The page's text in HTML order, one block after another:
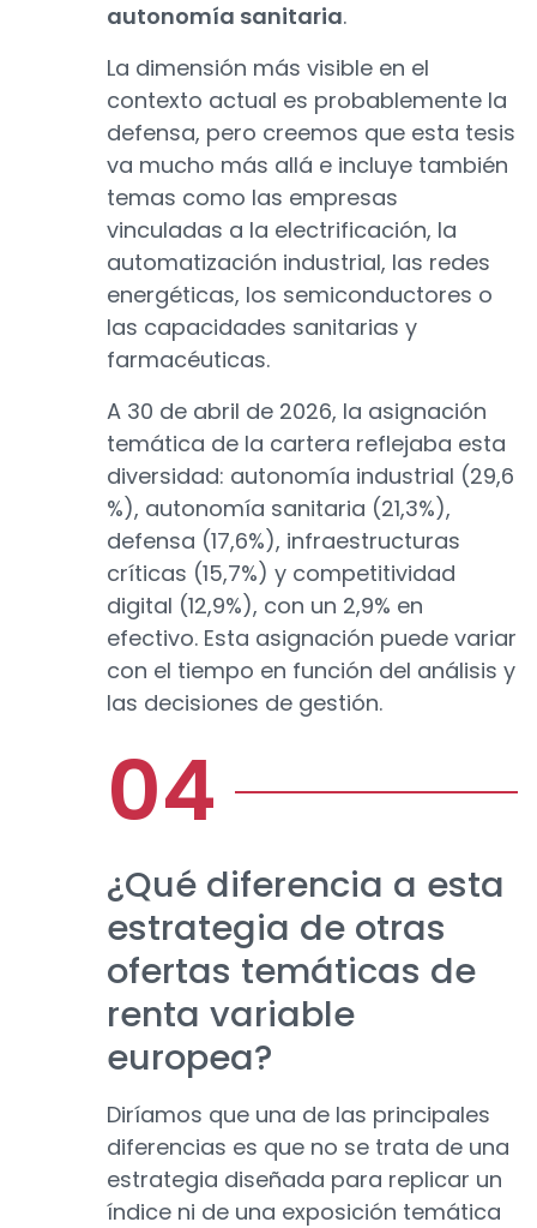
autonomía sanitaria.
La dimensión más visible en el
contexto actual es probablemente la
defensa, pero creemos que esta tesis
va mucho más allá e incluye también
temas como las empresas
vinculadas a la electrificación, la
automatización industrial, las redes
energéticas, los semiconductores o
las capacidades sanitarias y
farmacéuticas.
A 30 de abril de 2026, la asignación
temática de la cartera reflejaba esta
diversidad: autonomía industrial (29,6
%), autonomía sanitaria (21,3%),
defensa (17,6%), infraestructuras
críticas (15,7%) y competitividad
digital (12,9%), con un 2,9% en
efectivo. Esta asignación puede variar
con el tiempo en función del análisis y
las decisiones de gestión.
¿Qué diferencia a esta
estrategia de otras
ofertas temáticas de
renta variable
europea?
Diríamos que una de las principales
diferencias es que no se trata de una
estrategia diseñada para replicar un
índice ni de una exposición temática